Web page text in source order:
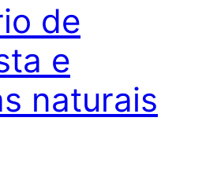
de
e
naturais